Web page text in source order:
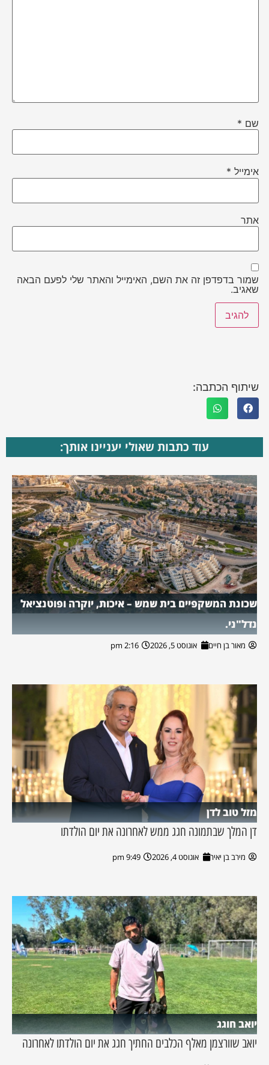
שם *
אימייל *
אתר
שמור בדפדפן זה את השם, האימייל והאתר שלי לפעם הבאה
שאגיב.
שיתוף הכתבה:
עוד כתבות שאולי יעניינו אותך:
שכונת המשקפיים בית שמש – איכות, יוקרה ופוטנציאל
נדל"ני.
מאור בן חיים אוגוסט 5, 2026 2:16 pm
מזל טוב לדן
דן המלך שבתמונה חגג ממש לאחרונה את יום הולדתו
מירב בן יאיר אוגוסט 4, 2026 9:49 pm
יואב חוגג
יואב שוורצמן מאלף הכלבים החתיך חגג את יום הולדתו לאחרונה